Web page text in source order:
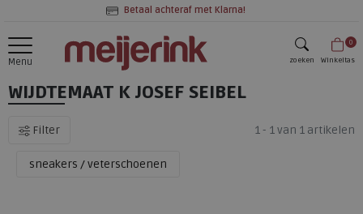
Betaal achteraf met Klarna!
Menu zoeken
0
Winkeltas
WIJDTEMAAT K JOSEF SEIBEL
Filter 1 - 1 van 1 artikelen
sneakers / veterschoenen